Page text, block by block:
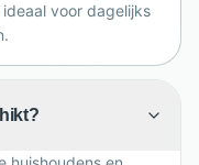
voor dagelijks